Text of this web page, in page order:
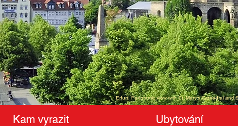
Erfurt: Panoramic view with St. Mary's Cathedral
Kam vyrazit Ubytování